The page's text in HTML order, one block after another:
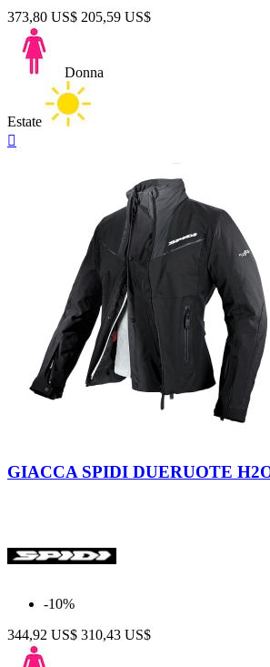
373,80 US$ 205,59 US$
Donna
Estate

GIACCA SPIDI DUERUOTE
-10%
344,92 US$ 310,43 US$